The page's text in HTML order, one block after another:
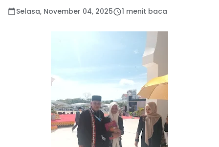
Selasa, November 04, 2025 1 menit baca